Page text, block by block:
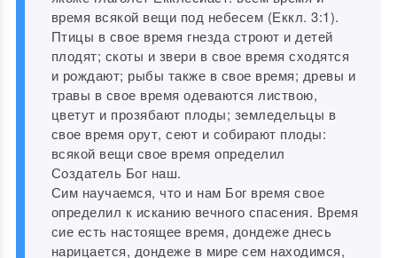
время всякой вещи под небесем (Еккл. 3:1).
Птицы в свое время гнезда строют и детей
плодят; скоты и звери в свое время сходятся
и рождают; рыбы также в свое время; древы и
травы в свое время одеваются листвою,
цветут и прозябают плоды; земледельцы в
свое время орут, сеют и собирают плоды:
всякой вещи свое время определил
Создатель Бог наш.
Сим научаемся, что и нам Бог время свое
определил к исканию вечного спасения. Время
сие есть настоящее время, дондеже днесь
нарицается, дондеже в мире сем находимся,